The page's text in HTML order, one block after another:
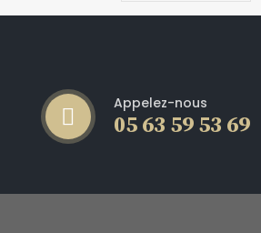
Appelez-nous
05 63 59 53 69